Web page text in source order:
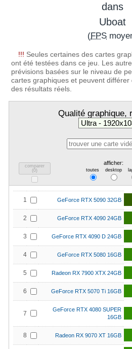
dans
Uboat
(FPS
!!! Seules certaines des cartes
ont été testées dans ce jeu. Les
prévisions basées sur le niveau de
cartes graphiques et peuvent différer
des résultats réels.
Qualité graphique,
comparer
(0)
afficher:
toutes desktop
1 GeForce RTX 5090 32GB
2 GeForce RTX 4090 24GB
3 GeForce RTX 4090 D 24GB
4 GeForce RTX 5080 16GB
5 Radeon RX 7900 XTX 24GB
6 GeForce RTX 5070 Ti 16GB
7
GeForce RTX 4080 SUPER
16GB
8 Radeon RX 9070 XT 16GB